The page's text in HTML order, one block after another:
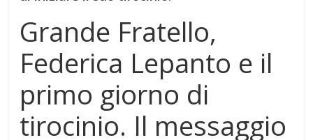
Grande Fratello,
Federica Lepanto e il
primo giorno di
tirocinio. Il messaggio